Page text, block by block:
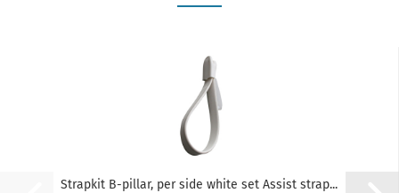
Strapkit B-pillar, per side white set Assist strap...